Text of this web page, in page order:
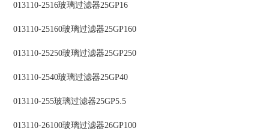
013110-2516玻璃过滤器25GP16
013110-25160玻璃过滤器25GP160
013110-25250玻璃过滤器25GP250
013110-2540玻璃过滤器25GP40
013110-255玻璃过滤器25GP5.5
013110-26100玻璃过滤器26GP100